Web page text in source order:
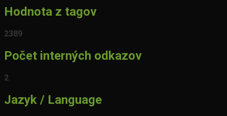
Hodnota z tagov
2389
Počet interných odkazov
2
Jazyk / Language